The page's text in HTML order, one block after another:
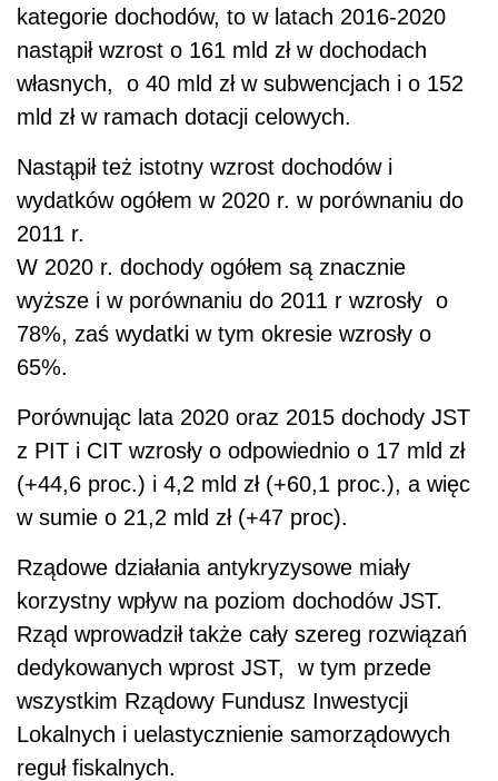
kategorie dochodów, to w latach 2016-2020
nastąpił wzrost o 161 mld zł w dochodach
własnych, o 40 mld zł w subwencjach i o 152
mld zł w ramach dotacji celowych.
Nastąpił też istotny wzrost dochodów i
wydatków ogółem w 2020 r. w porównaniu do
2011 r.
W 2020 r. dochody ogółem są znacznie
wyższe i w porównaniu do 2011 r wzrosły o
78%, zaś wydatki w tym okresie wzrosły o
65%.
Porównując lata 2020 oraz 2015 dochody JST
z PIT i CIT wzrosły o odpowiednio o 17 mld zł
(+44,6 proc.) i 4,2 mld zł (+60,1 proc.), a więc
w sumie o 21,2 mld zł (+47 proc).
Rządowe działania antykryzysowe miały
korzystny wpływ na poziom dochodów JST.
Rząd wprowadził także cały szereg rozwiązań
dedykowanych wprost JST, w tym przede
wszystkim Rządowy Fundusz Inwestycji
Lokalnych i uelastycznienie samorządowych
reguł fiskalnych.